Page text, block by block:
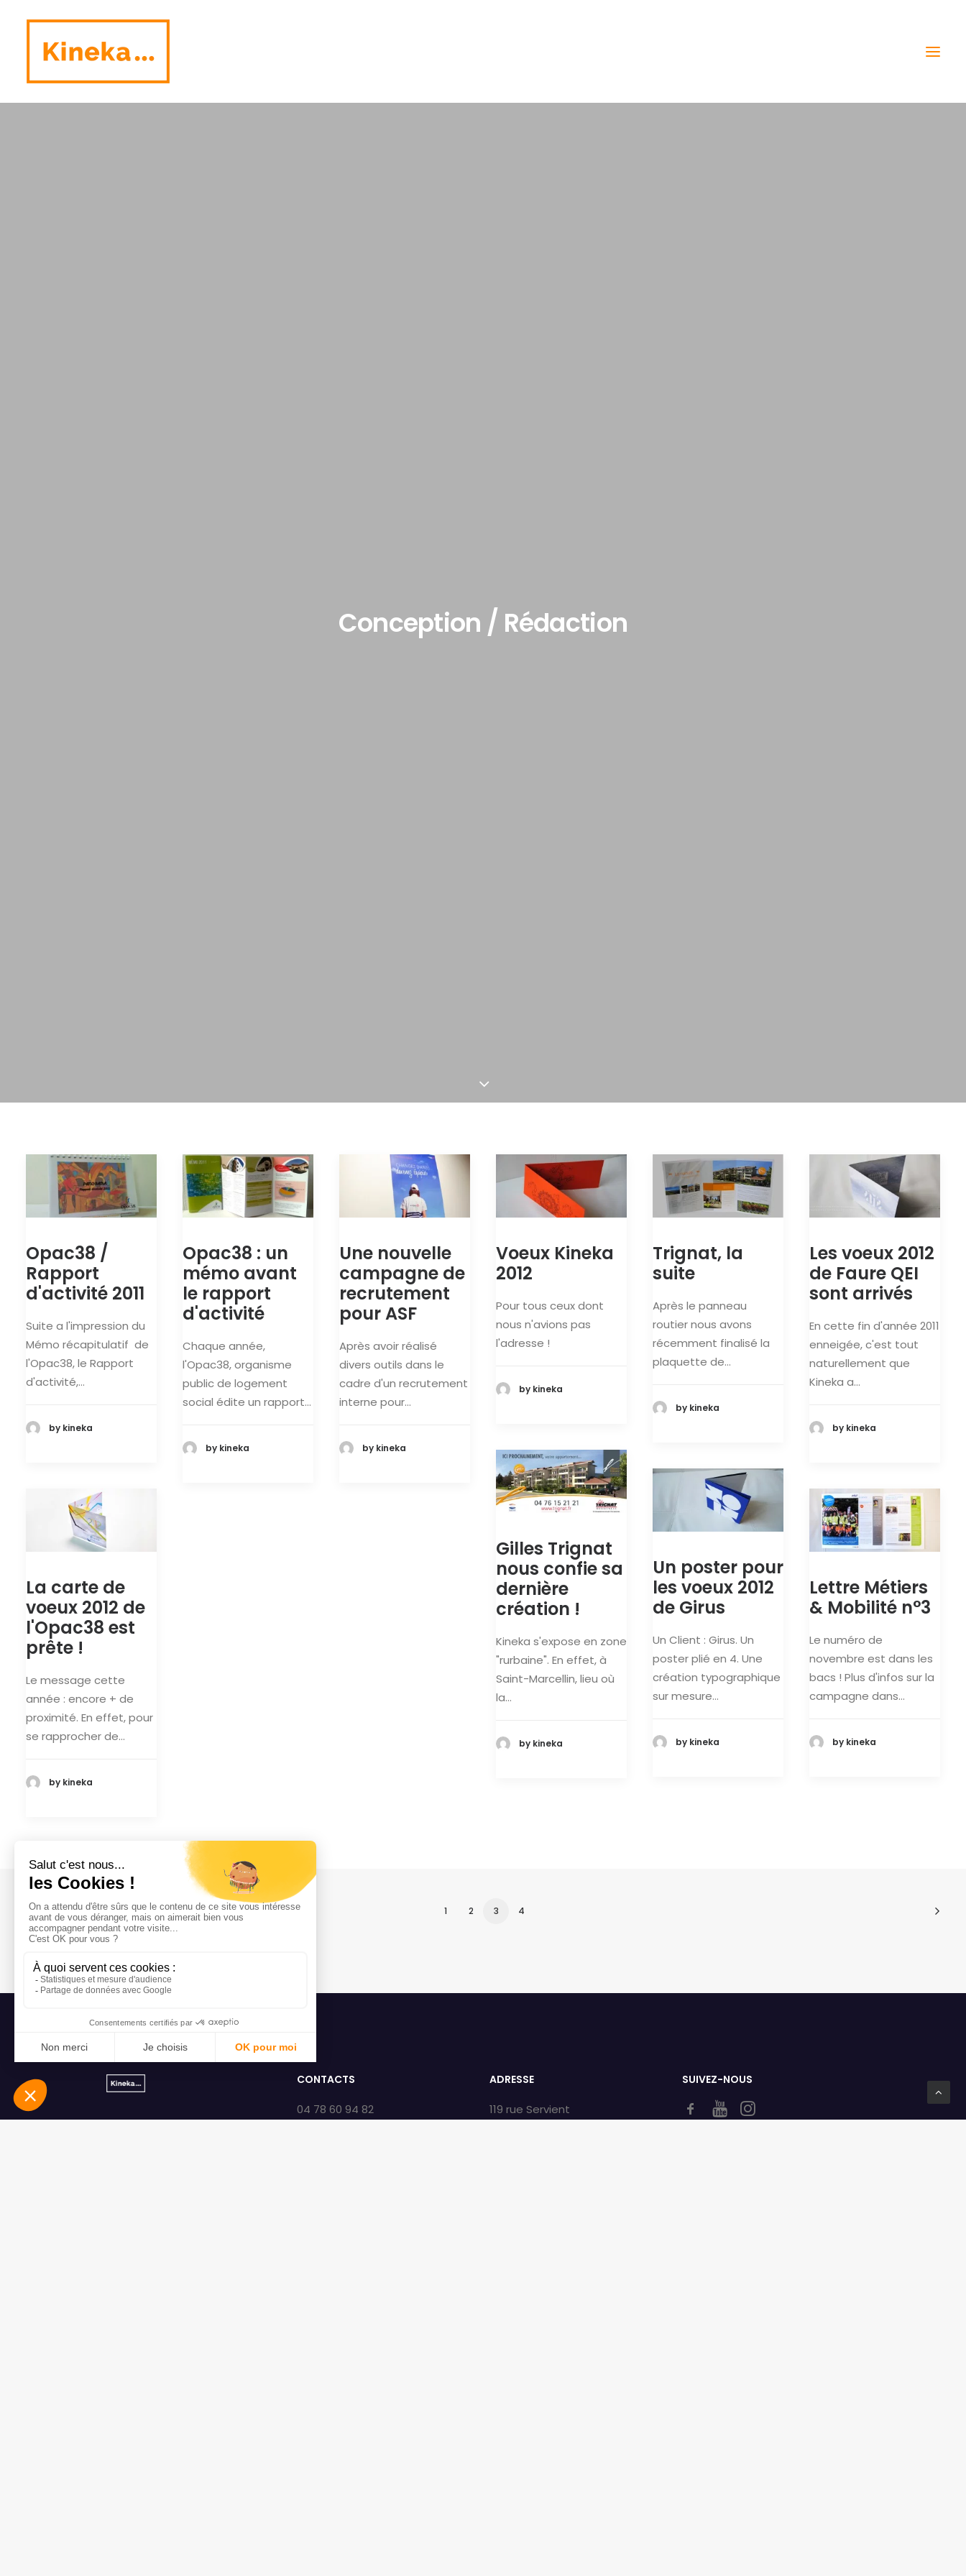
Conception / Rédaction
Opac38 /
Rapport
d'activité 2011
Suite a l'impression du
Mémo récapitulatif de
l'Opac38, le Rapport
d'activité,…
by kineka
Opac38 : un
mémo avant
le rapport
d'activité
Chaque année,
l'Opac38, organisme
public de logement
social édite un rapport…
by kineka
Une nouvelle
campagne de
recrutement
pour ASF
Après avoir réalisé
divers outils dans le
cadre d'un recrutement
interne pour…
by kineka
Voeux Kineka
2012
Pour tous ceux dont
nous n'avions pas
l'adresse !
by kineka
Trignat, la
suite
Après le panneau
routier nous avons
récemment finalisé la
plaquette de…
by kineka
Les voeux 2012
de Faure QEI
sont arrivés
En cette fin d'année 2011
enneigée, c'est tout
naturellement que
Kineka a…
by kineka
Gilles Trignat
nous confie sa
dernière
création !
Kineka s'expose en zone
"rurbaine". En effet, à
Saint-Marcellin, lieu où
la…
by kineka
Un poster pour
les voeux 2012
de Girus
Un Client : Girus. Un
poster plié en 4. Une
création typographique
sur mesure…
by kineka
La carte de
voeux 2012 de
l'Opac38 est
prête !
Le message cette
année : encore + de
proximité. En effet, pour
se rapprocher de…
by kineka
Lettre Métiers
& Mobilité n°3
Le numéro de
novembre est dans les
bacs ! Plus d'infos sur la
campagne dans…
by kineka
1 2 3 4
CONTACTS
04 78 60 94 82
ADRESSE
119 rue Servient
SUIVEZ-NOUS